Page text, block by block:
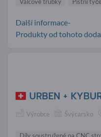
Válcové trubky Pístní tyče
Další informace-
Produkty od tohoto
URBEN +
Výrobce Švýcarsko
Díly soustružené na CNC